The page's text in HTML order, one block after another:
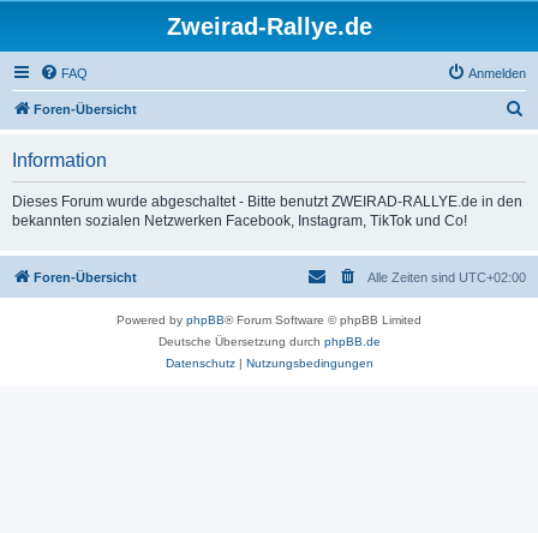
Zweirad-Rallye.de
FAQ Anmelden
Foren-Übersicht
Information
Dieses Forum wurde abgeschaltet - Bitte benutzt ZWEIRAD-RALLYE.de in den
bekannten sozialen Netzwerken Facebook, Instagram, TikTok und Co!
Foren-Übersicht Alle Zeiten sind UTC+02:00
Powered by phpBB® Forum Software © phpBB Limited
Deutsche Übersetzung durch phpBB.de
Datenschutz| Nutzungsbedingungen